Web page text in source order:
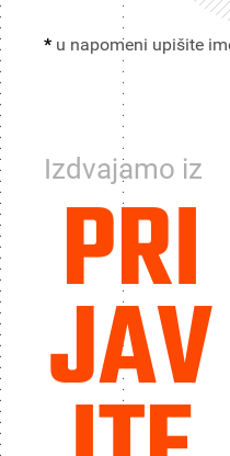
* u napomeni upišite
Izdvajamo iz
PRI
JAV